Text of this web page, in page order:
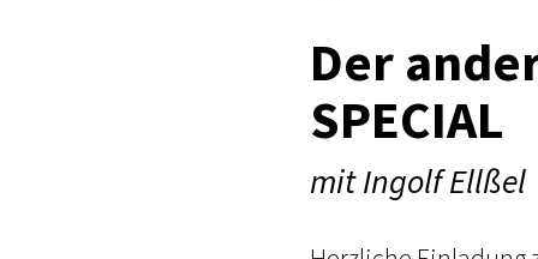
Der
SPECIAL
mit Ingolf Ellßel